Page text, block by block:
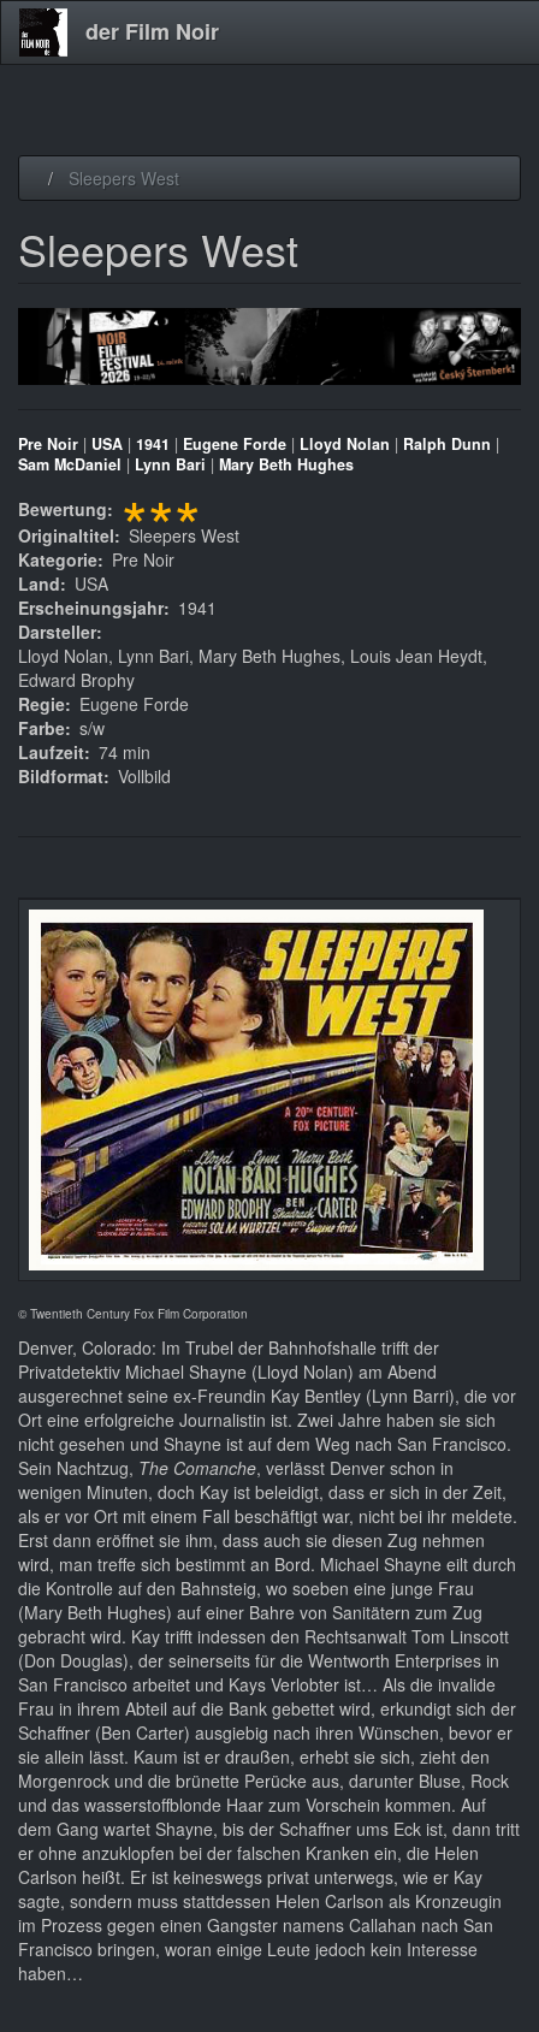
der Film Noir
Sleepers West
Sleepers West
Pre Noir | USA | 1941 | Eugene Forde | Lloyd Nolan | Ralph Dunn |
Sam McDaniel | Lynn Bari | Mary Beth Hughes
Bewertung ***
Originaltitel
Sleepers West
Kategorie
Pre Noir
Land
USA
Erscheinungsjahr
1941
Darsteller
Lloyd Nolan, Lynn Bari, Mary Beth Hughes, Louis Jean Heydt,
Edward Brophy
Regie
Eugene Forde
Farbe s/w
Laufzeit 74 min
Bildformat Vollbild
© Twentieth Century Fox Film Corporation
Denver, Colorado: Im Trubel der Bahnhofshalle trifft der
Privatdetektiv Michael Shayne (Lloyd Nolan) am Abend
ausgerechnet seine ex-Freundin Kay Bentley (Lynn Barri), die vor
Ort eine erfolgreiche Journalistin ist. Zwei Jahre haben sie sich
nicht gesehen und Shayne ist auf dem Weg nach San Francisco.
Sein Nachtzug, The Comanche, verlässt Denver schon in
wenigen Minuten, doch Kay ist beleidigt, dass er sich in der Zeit,
als er vor Ort mit einem Fall beschäftigt war, nicht bei ihr meldete.
Erst dann eröffnet sie ihm, dass auch sie diesen Zug nehmen
wird, man treffe sich bestimmt an Bord. Michael Shayne eilt durch
die Kontrolle auf den Bahnsteig, wo soeben eine junge Frau
(Mary Beth Hughes) auf einer Bahre von Sanitätern zum Zug
gebracht wird. Kay trifft indessen den Rechtsanwalt Tom Linscott
(Don Douglas), der seinerseits für die Wentworth Enterprises in
San Francisco arbeitet und Kays Verlobter ist… Als die invalide
Frau in ihrem Abteil auf die Bank gebettet wird, erkundigt sich der
Schaffner (Ben Carter) ausgiebig nach ihren Wünschen, bevor er
sie allein lässt. Kaum ist er draußen, erhebt sie sich, zieht den
Morgenrock und die brünette Perücke aus, darunter Bluse, Rock
und das wasserstoffblonde Haar zum Vorschein kommen. Auf
dem Gang wartet Shayne, bis der Schaffner ums Eck ist, dann tritt
er ohne anzuklopfen bei der falschen Kranken ein, die Helen
Carlson heißt. Er ist keineswegs privat unterwegs, wie er Kay
sagte, sondern muss stattdessen Helen Carlson als Kronzeugin
im Prozess gegen einen Gangster namens Callahan nach San
Francisco bringen, woran einige Leute jedoch kein Interesse
haben…